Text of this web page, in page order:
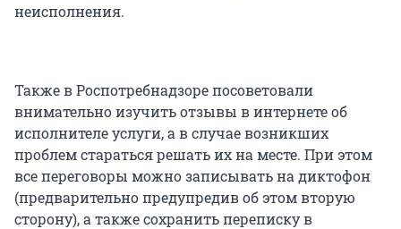
неисполнения.
Также в Роспотребнадзоре посоветовали
внимательно изучить отзывы в интернете об
исполнителе услуги, а в случае возникших
проблем стараться решать их на месте. При этом
все переговоры можно записывать на диктофон
(предварительно предупредив об этом вторую
сторону), а также сохранить переписку в